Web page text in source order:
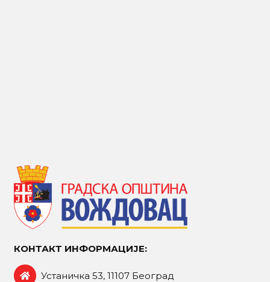
КОНТАКТ ИНФОРМАЦИЈЕ:
Устаничка 53, 11107 Београд